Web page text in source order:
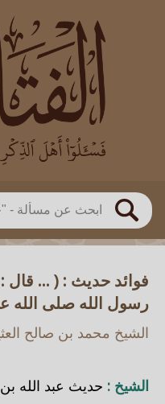
بحث
العالم
بن باز
بن
اللجنة الدائمة
فوائد حديث : ( ... قال
رسول الله صلى الله
الشيخ محمد بن صالح
الشيخ : حديث عبد الله